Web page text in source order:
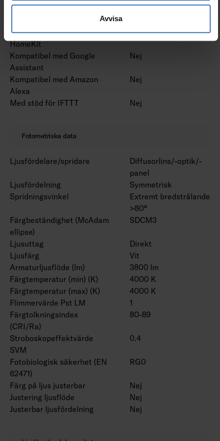
Avvisa
Bluetoothstyrd
Nej
Kompatibel med Casambi
Kompatibel med Apple
HomeKit
Nej
Kompatibel med Google
Assistant
Nej
Kompatibel med Amazon
Alexa
Nej
Med stöd för IFTTT Nej
Fotometriska data
Ljusfördelare/spridare
Diffusorlins/-optik/-
panel
Ljusfördelning
Symmetrisk
Spridningsvinkel
Extremt bredstrålande
>80°
Färgbeständighet (McAdam
ellipse)
SDCM3
Ljusuttag
Direkt
Ljusfärg
Vit
Armaturljusflöde (lm)
3800 lm
Färgtemperatur (min) (K)
4000 K
Färgtemperatur (max) (K)
4000 K
Flimmervärde Pst LM
1
Färgtolkningsindex
(CRI/Ra)
80-89
Stroboskopeffektvärde
SVM
0.4
Fotobiologisk säkerhet (EN
62471)
RG0
Färg på ljus justerbar
Nej
Justering ljusflöde
Nej
Justerbar ljusfördelning
Nej